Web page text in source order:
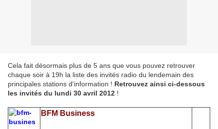
Cela fait désormais plus de 5 ans que vous pouvez retrouver
chaque soir à 19h la liste des invités radio du lendemain des
principales stations d'information ! Retrouvez ainsi ci-dessous
les invités du lundi 30 avril 2012 !
BFM Business